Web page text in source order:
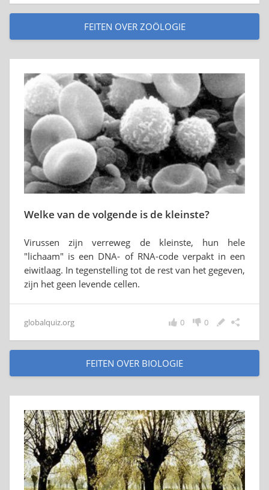
FEITEN OVER ZOÖLOGIE
Welke van de volgende is de kleinste?
Virussen zijn verreweg de kleinste, hun hele
"lichaam" is een DNA- of RNA-code verpakt in een
eiwitlaag. In tegenstelling tot de rest van het gegeven,
zijn het geen levende cellen.
globalquiz.org 0
0
FEITEN OVER BIOLOGIE